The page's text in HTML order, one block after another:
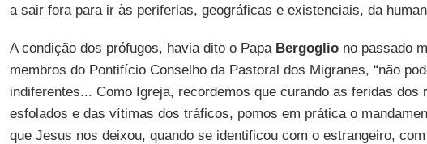
a sair fora para ir às periferias, geográficas e existenciais, da
A condição dos prófugos, havia dito o Papa Bergogliono passado
membros do Pontifício Conselho da Pastoral dos Migranes, “não
indiferentes... Como Igreja, recordemos que curando as feridas dos
esfolados e das vítimas dos tráficos, pomos em prática o
que Jesus nos deixou, quando se identificou com o estrangeiro,